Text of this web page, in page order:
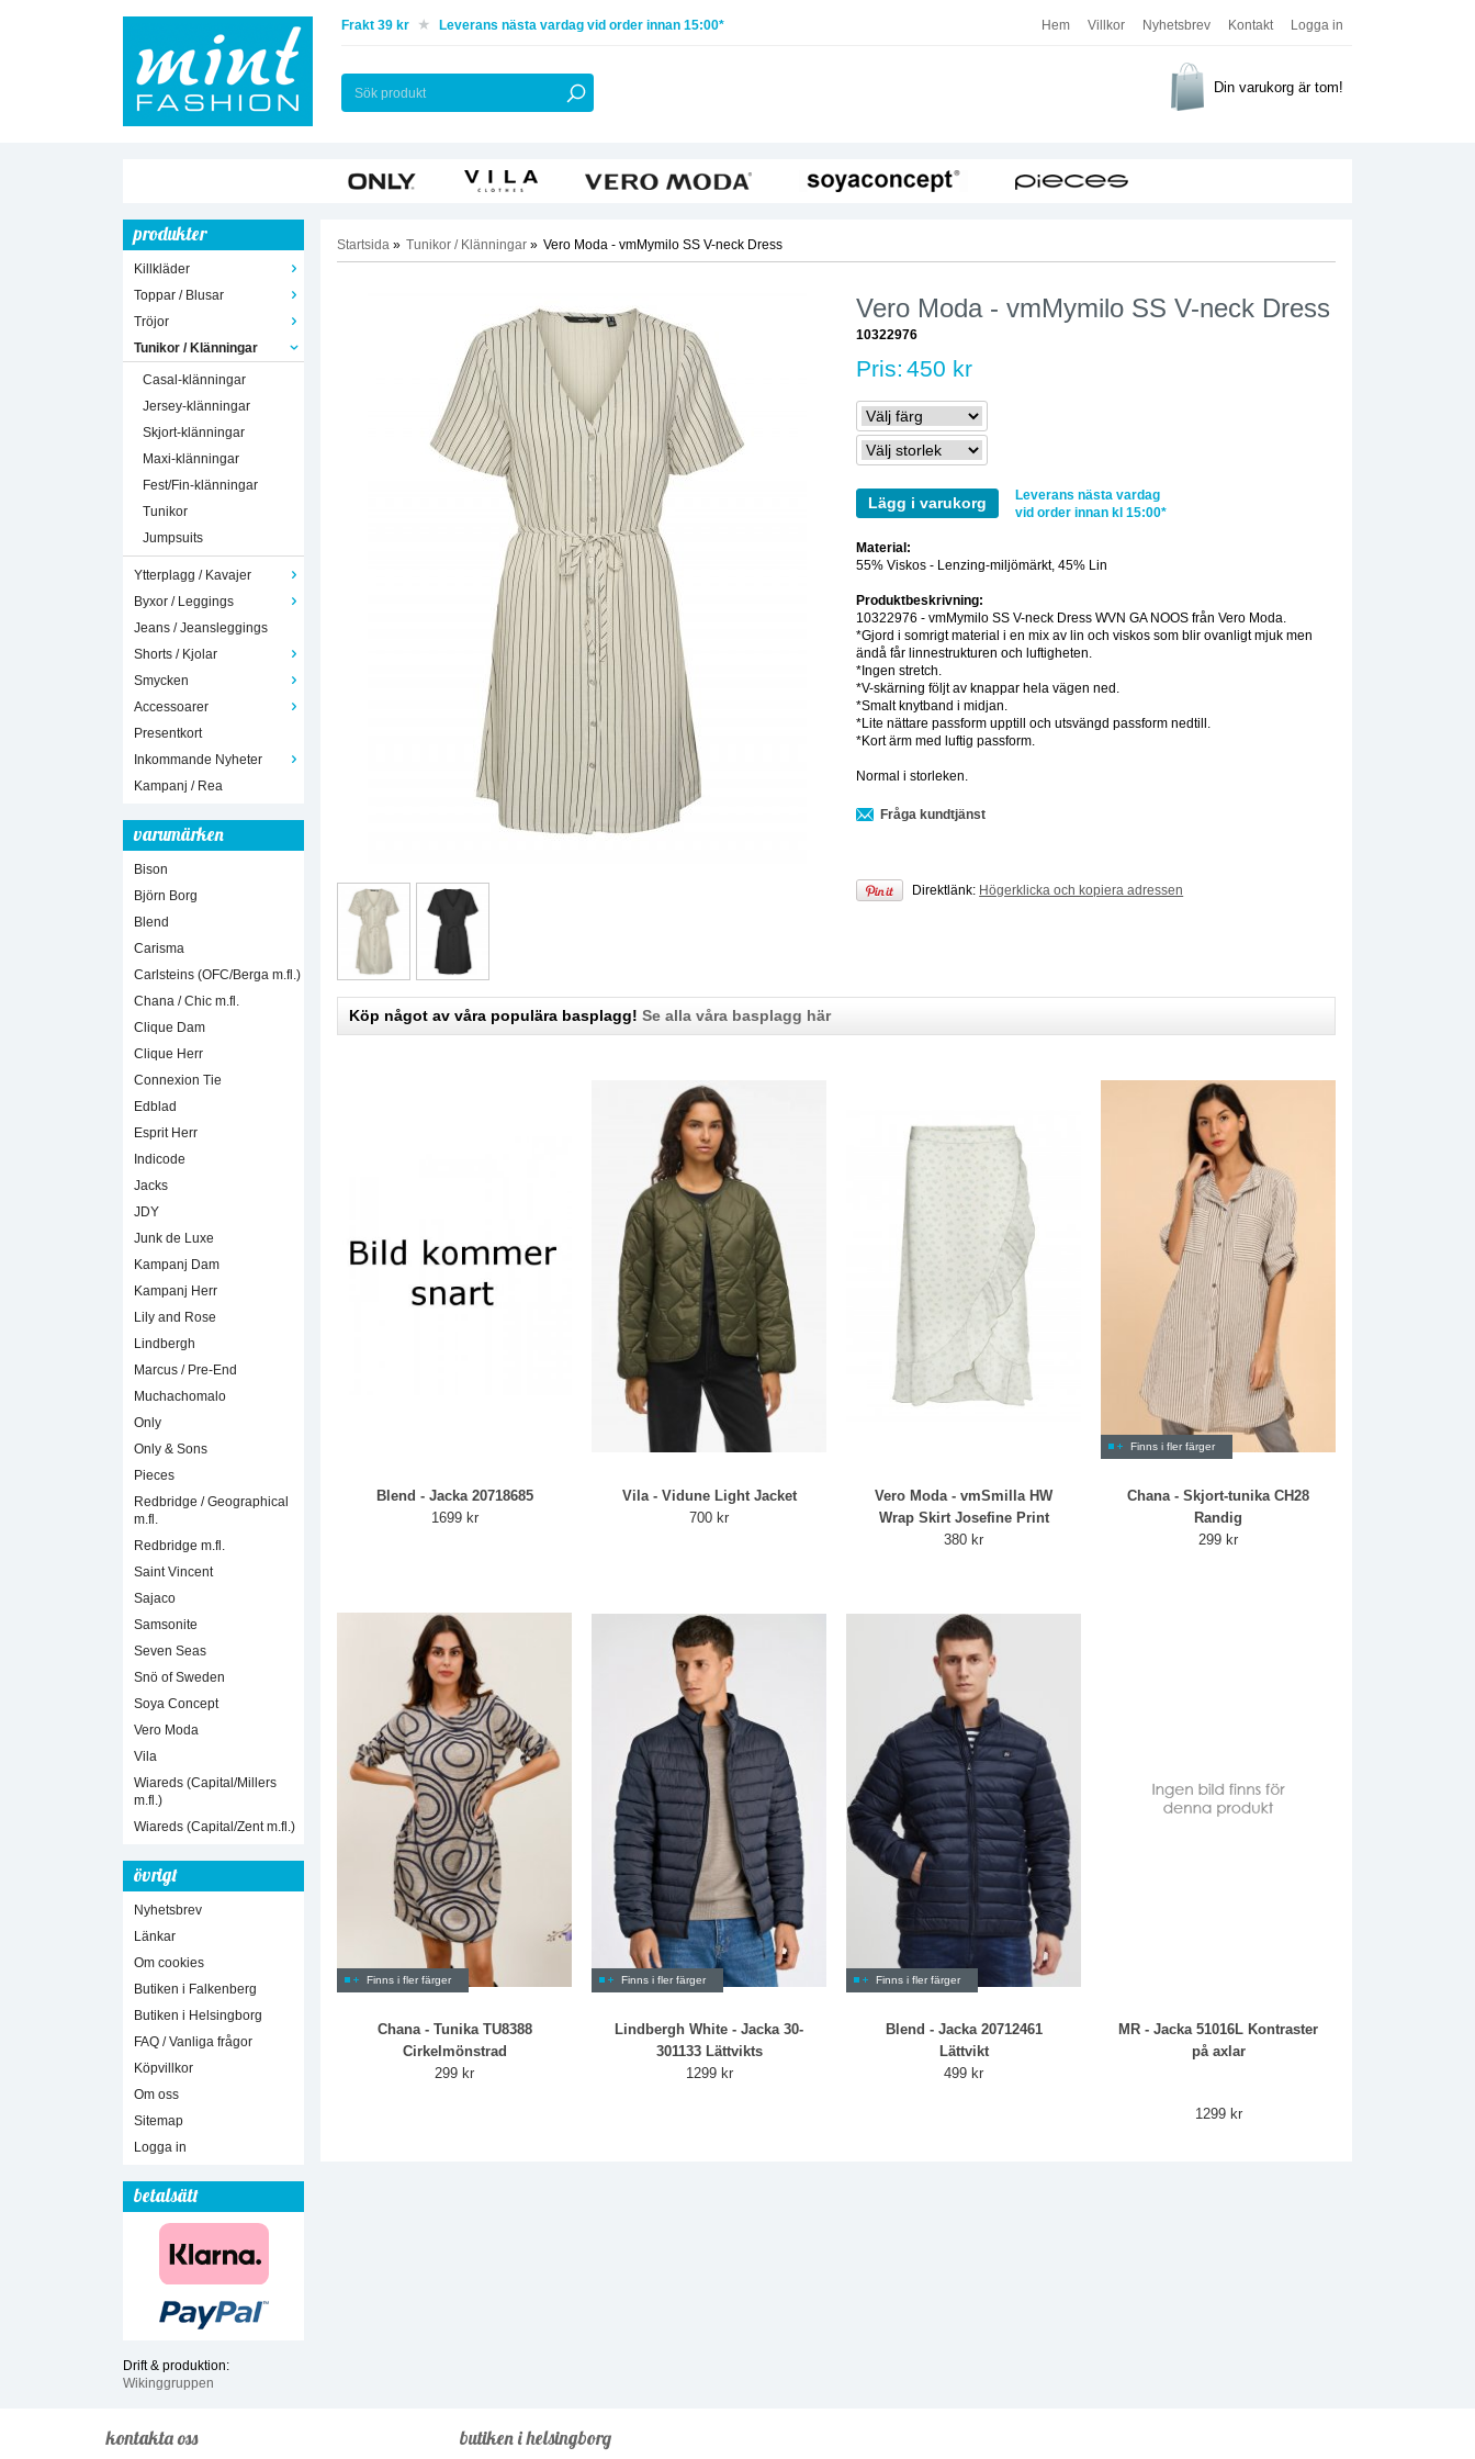
Hem Villkor Nyhetsbrev Kontakt Logga in
Frakt 39 kr Leverans nästa vardag vid order innan 15:00*
Din varukorg är tom!
produkter
Killkläder
Toppar / Blusar
Tröjor
Tunikor / Klänningar
Casal-klänningar
Jersey-klänningar
Skjort-klänningar
Maxi-klänningar
Fest/Fin-klänningar
Tunikor
Jumpsuits
Ytterplagg / Kavajer
Byxor / Leggings
Jeans / Jeansleggings
Shorts / Kjolar
Smycken
Accessoarer
Presentkort
Inkommande Nyheter
Kampanj / Rea
varumärken
Bison
Björn Borg
Blend
Carisma
Carlsteins (OFC/Berga m.fl.)
Chana / Chic m.fl.
Clique Dam
Clique Herr
Connexion Tie
Edblad
Esprit Herr
Indicode
Jacks
JDY
Junk de Luxe
Kampanj Dam
Kampanj Herr
Lily and Rose
Lindbergh
Marcus / Pre-End
Muchachomalo
Only
Only & Sons
Pieces
Redbridge / Geographical
m.fl.
Redbridge m.fl.
Saint Vincent
Sajaco
Samsonite
Seven Seas
Snö of Sweden
Soya Concept
Vero Moda
Vila
Wiareds (Capital/Millers
m.fl.)
Wiareds (Capital/Zent m.fl.)
övrigt
Nyhetsbrev
Länkar
Om cookies
Butiken i Falkenberg
Butiken i Helsingborg
FAQ / Vanliga frågor
Köpvillkor
Om oss
Sitemap
Logga in
betalsätt
Drift & produktion:
Wikinggruppen
Startsida » Tunikor / Klänningar » Vero Moda - vmMymilo SS V-neck Dress
Vero Moda - vmMymilo SS V-neck Dress
10322976
Pris: 450 kr
Lägg i varukorg
Leverans nästa vardag
vid order innan kl 15:00*
Material:
55% Viskos - Lenzing-miljömärkt, 45% Lin
Produktbeskrivning:
10322976 - vmMymilo SS V-neck Dress WVN GA NOOS från Vero Moda.
*Gjord i somrigt material i en mix av lin och viskos som blir ovanligt mjuk men
ändå får linnestrukturen och luftigheten.
*Ingen stretch.
*V-skärning följt av knappar hela vägen ned.
*Smalt knytband i midjan.
*Lite nättare passform upptill och utsvängd passform nedtill.
*Kort ärm med luftig passform.
Normal i storleken.
Fråga kundtjänst
Direktlänk: Högerklicka och kopiera adressen
Köp något av våra populära basplagg! Se alla våra basplagg här
Blend - Jacka 20718685
1699 kr
Vila - Vidune Light Jacket
700 kr
Vero Moda - vmSmilla HW
Wrap Skirt Josefine Print
380 kr
Finns i fler färger
Chana - Skjort-tunika CH28
Randig
299 kr
Finns i fler färger
Chana - Tunika TU8388
Cirkelmönstrad
299 kr
Finns i fler färger
Lindbergh White - Jacka 30-
301133 Lättvikts
1299 kr
Finns i fler färger
Blend - Jacka 20712461
Lättvikt
499 kr
MR - Jacka 51016L Kontraster
på axlar
1299 kr
kontakta oss butiken i helsingborg